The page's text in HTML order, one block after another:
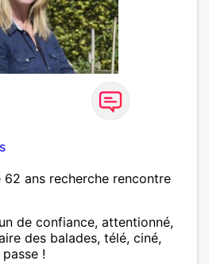
62 ans recherche rencontre
de confiance, attentionné,
des balades, télé, ciné,
!